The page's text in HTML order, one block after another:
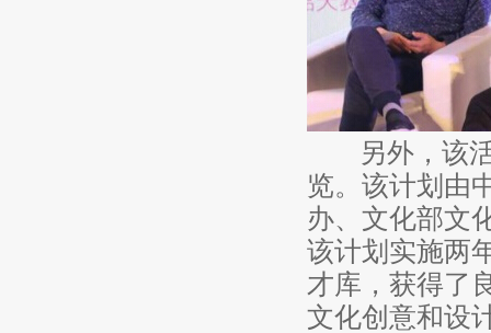
另外，该活
览。该计划由
办、文化部文
该计划实施两
才库，获得了
文化创意和设